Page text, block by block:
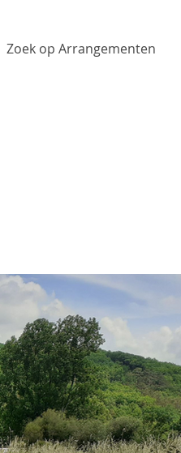
Zoek op Arrangementen